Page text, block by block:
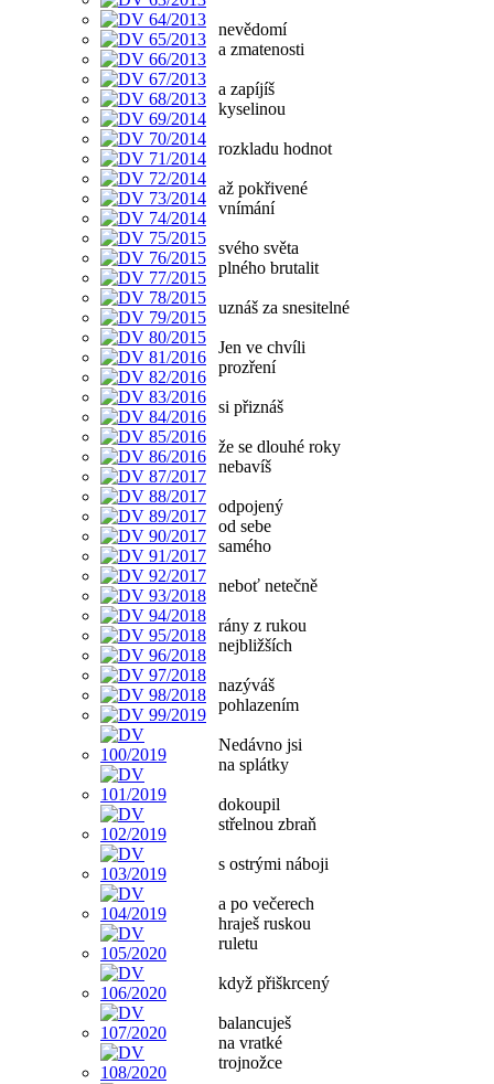
nevědomí
a zmatenosti
a zapíjíš
kyselinou
rozkladu hodnot
až pokřivené
vnímání
svého světa
plného brutalit
uznáš za snesitelné
Jen ve chvíli
prozření
si přiznáš
že se dlouhé roky
nebavíš
odpojený
od sebe
samého
neboť netečně
rány z rukou
nejbližších
nazýváš
pohlazením
Nedávno jsi
na splátky
dokoupil
střelnou zbraň
s ostrými náboji
a po večerech
hraješ ruskou
ruletu
když přiškrcený
balancuješ
na vratké
trojnožce